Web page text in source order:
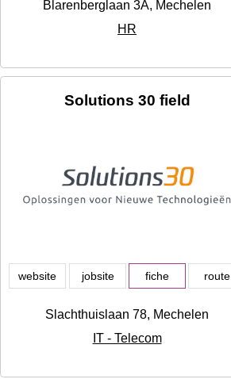
Blarenberglaan 3A, Mechelen
HR
Solutions 30 field
website jobsite fiche route
Slachthuislaan 78, Mechelen
IT - Telecom